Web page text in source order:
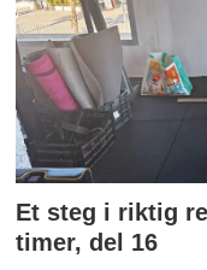
Et steg i riktig
timer, del 16